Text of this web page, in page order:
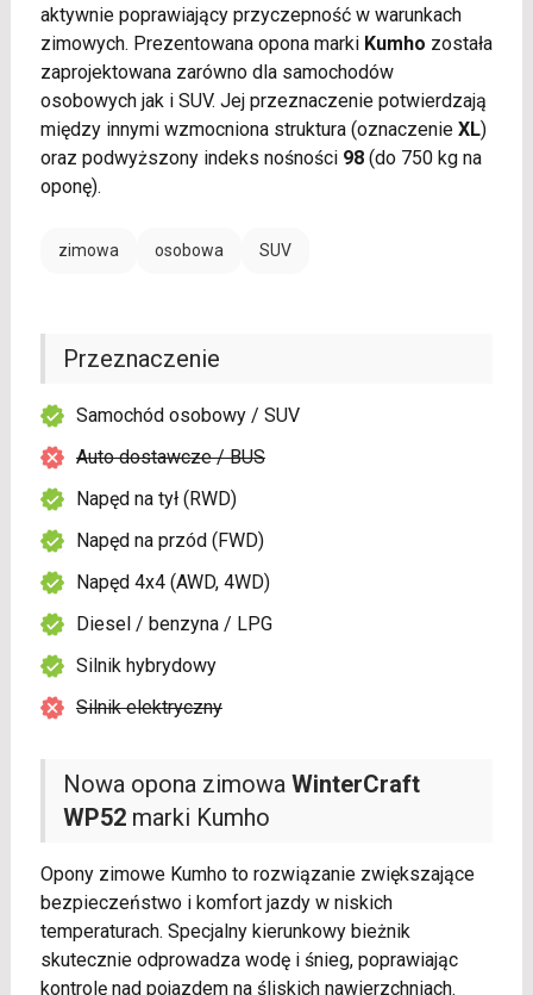
aktywnie poprawiający przyczepność w warunkach
zimowych. Prezentowana opona marki Kumho została
zaprojektowana zarówno dla samochodów
osobowych jak i SUV. Jej przeznaczenie potwierdzają
między innymi wzmocniona struktura (oznaczenie XL)
oraz podwyższony indeks nośności 98(do 750 kg na
oponę).
zimowa osobowa SUV
Nowa opona zimowa WinterCraft
WP52marki Kumho
Opony zimowe Kumho to rozwiązanie zwiększające
bezpieczeństwo i komfort jazdy w niskich
temperaturach. Specjalny kierunkowy bieżnik
skutecznie odprowadza wodę i śnieg, poprawiając
kontrolę nad pojazdem na śliskich nawierzchniach.
Przeznaczenie
Samochód osobowy / SUV
Auto dostawcze / BUS
Napęd na tył (RWD)
Napęd na przód (FWD)
Napęd 4x4 (AWD, 4WD)
Diesel / benzyna / LPG
Silnik hybrydowy
Silnik elektryczny